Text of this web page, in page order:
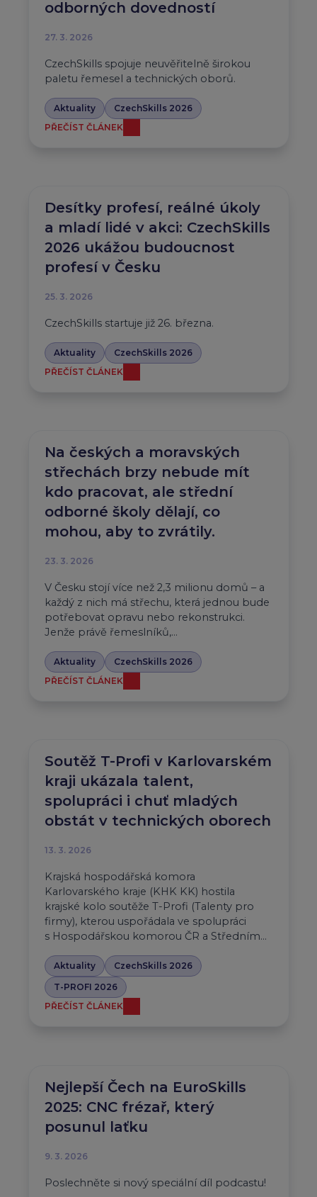
odborných dovedností
27. 3. 2026
CzechSkills spojuje neuvěřitelně širokou
paletu řemesel a technických oborů.
Aktuality
CzechSkills 2026
PŘEČÍST ČLÁNEK
Desítky profesí, reálné úkoly
a mladí lidé v akci: CzechSkills
2026 ukážou budoucnost
profesí v Česku
25. 3. 2026
CzechSkills startuje již 26. března.
Aktuality
CzechSkills 2026
PŘEČÍST ČLÁNEK
Na českých a moravských
střechách brzy nebude mít
kdo pracovat, ale střední
odborné školy dělají, co
mohou, aby to zvrátily.
23. 3. 2026
V Česku stojí více než 2,3 milionu domů – a
každý z nich má střechu, která jednou bude
potřebovat opravu nebo rekonstrukci.
Jenže právě řemeslníků,…
Aktuality
CzechSkills 2026
PŘEČÍST ČLÁNEK
Soutěž T-Profi v Karlovarském
kraji ukázala talent,
spolupráci i chuť mladých
obstát v technických oborech
13. 3. 2026
Krajská hospodářská komora
Karlovarského kraje (KHK KK) hostila
krajské kolo soutěže T-Profi (Talenty pro
firmy), kterou uspořádala ve spolupráci
s Hospodářskou komorou ČR a Středním…
Aktuality
CzechSkills 2026
T-PROFI 2026
PŘEČÍST ČLÁNEK
Nejlepší Čech na EuroSkills
2025: CNC frézař, který
posunul laťku
9. 3. 2026
Poslechněte si nový speciální díl podcastu!